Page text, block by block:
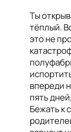
Ты
тёплый.
это не
впереди
пять
Бежать к